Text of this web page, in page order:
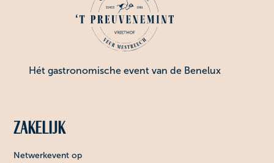
Hét gastronomische event van de Benelux
Zakelijk
Netwerkevent op